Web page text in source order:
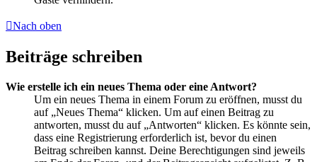
Nach oben
Beiträge schreiben
Wie erstelle ich ein neues Thema oder eine Antwort?
Um ein neues Thema in einem Forum zu eröffnen, musst du
auf „Neues Thema“ klicken. Um auf einen Beitrag zu
antworten, musst du auf „Antworten“ klicken. Es könnte sein,
dass eine Registrierung erforderlich ist, bevor du einen
Beitrag schreiben kannst. Deine Berechtigungen sind jeweils